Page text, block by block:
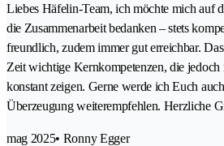
Liebes Häfelin-Team, ich möchte mich auf
die Zusammenarbeit bedanken – stets
freundlich, zudem immer gut erreichbar.
Zeit wichtige Kernkompetenzen, die
konstant zeigen. Gerne werde ich Euch
Überzeugung weiterempfehlen. Herzliche
mag 2025• Ronny Egger